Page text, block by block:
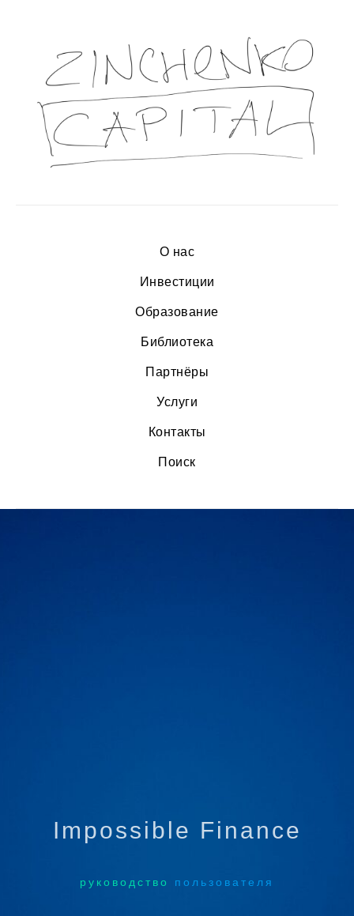
О нас
Инвестиции
Образование
Библиотека
Партнёры
Услуги
Контакты
Поиск
Impossible Finance
руководство пользователя